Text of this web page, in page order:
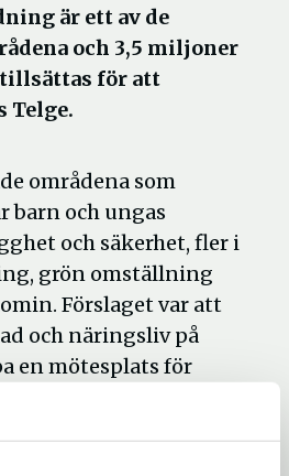
är ett av de
och 3,5 miljoner
för att
Telge.
områdena som
barn och ungas
och säkerhet, fler i
grön omställning
Förslaget var att
och näringsliv på
en mötesplats för
och offentlig sektor.
har det